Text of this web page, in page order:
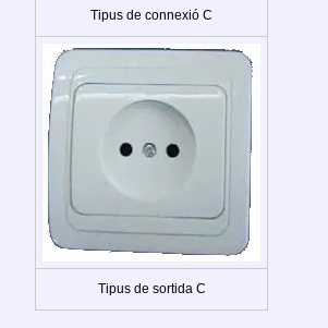
Tipus de connexió C
Tipus de sortida C